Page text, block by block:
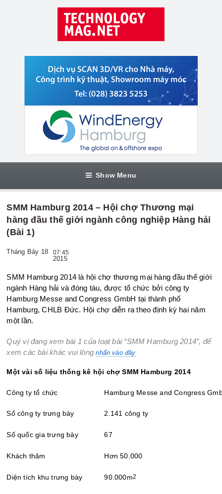
Show Menu
SMM Hamburg 2014 – Hội chợ Thương mại
hàng đầu thế giới ngành công nghiệp Hàng hải
(Bài 1)
Tháng Bảy 18 07:45
2015
SMM Hamburg 2014 là hội chợ thương mại hàng đầu thế giới
ngành Hàng hải và đóng tàu, được tổ chức bởi công ty
Hamburg Messe and Congress GmbH tại thành phố
Hamburg, CHLB Đức. Hội chợ diễn ra theo định kỳ hai năm
một lần.
Quý vị đang xem bài 1 của loạt bài “SMM Hamburg 2014”, để
xem các bài khác vui lòng nhấn vào đây
Một vài số liệu thống kê hội chợ SMM Hamburg 2014
Công ty tổ chức Hamburg Messe and Congress
Số công ty trưng bày 2.141 công ty
Số quốc gia trưng bày 67
Khách thăm Hơn 50.000
Diện tích khu trưng bày 90.000m2